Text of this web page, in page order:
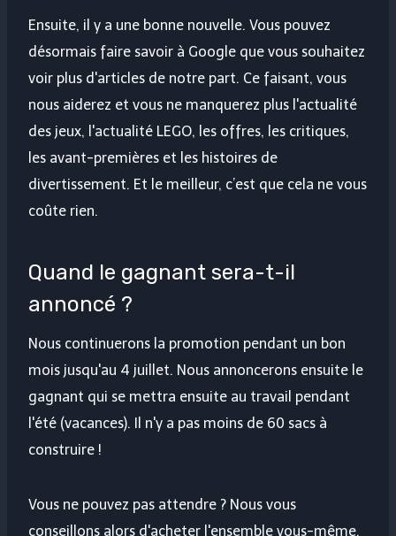
Ensuite, il y a une bonne nouvelle. Vous pouvez
désormais faire savoir à Google que vous souhaitez
voir plus d'articles de notre part. Ce faisant, vous
nous aiderez et vous ne manquerez plus l'actualité
des jeux, l'actualité LEGO, les offres, les critiques,
les avant-premières et les histoires de
divertissement. Et le meilleur, c’est que cela ne vous
coûte rien.
Quand le gagnant sera-t-il
annoncé ?
Nous continuerons la promotion pendant un bon
mois jusqu'au 4 juillet. Nous annoncerons ensuite le
gagnant qui se mettra ensuite au travail pendant
l'été (vacances). Il n'y a pas moins de 60 sacs à
construire !
Vous ne pouvez pas attendre ? Nous vous
conseillons alors d'acheter l'ensemble vous-même.